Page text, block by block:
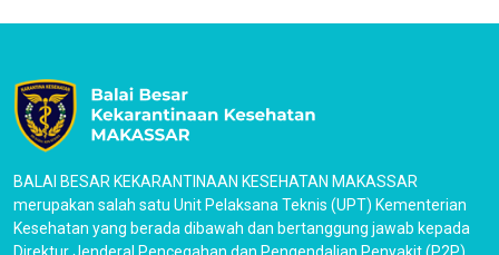
BALAI BESAR KEKARANTINAAN KESEHATAN MAKASSAR
merupakan salah satu Unit Pelaksana Teknis (UPT) Kementerian
Kesehatan yang berada dibawah dan bertanggung jawab kepada